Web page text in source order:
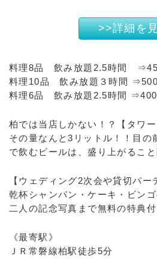
>>詳細を
料理8品 飲み放題2.5時間
料理10品 飲み放題３時間
料理6品 飲み放題2.5時間
柏では当店しかない！？【タワ
その量なんと3リットル！！目の
で飲むビールは、盛り上がること
【ウェディング2次会や貸切パー
乾杯シャンパン・ケーキ・ビン
二人の記念写真まで無料の特典付
《最寄駅》
ＪＲ常磐線柏駅徒歩5分